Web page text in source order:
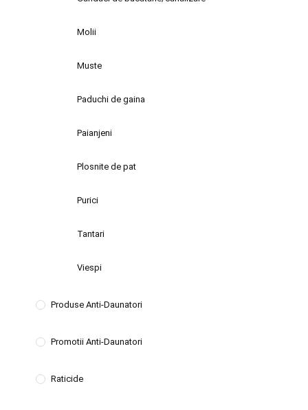
Molii
Muste
Paduchi de gaina
Paianjeni
Plosnite de pat
Purici
Tantari
Viespi
Produse Anti-Daunatori
Promotii Anti-Daunatori
Raticide